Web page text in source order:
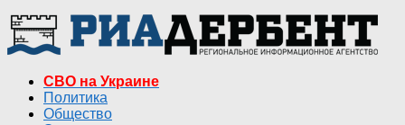
СВО на Украине
Политика
Общество